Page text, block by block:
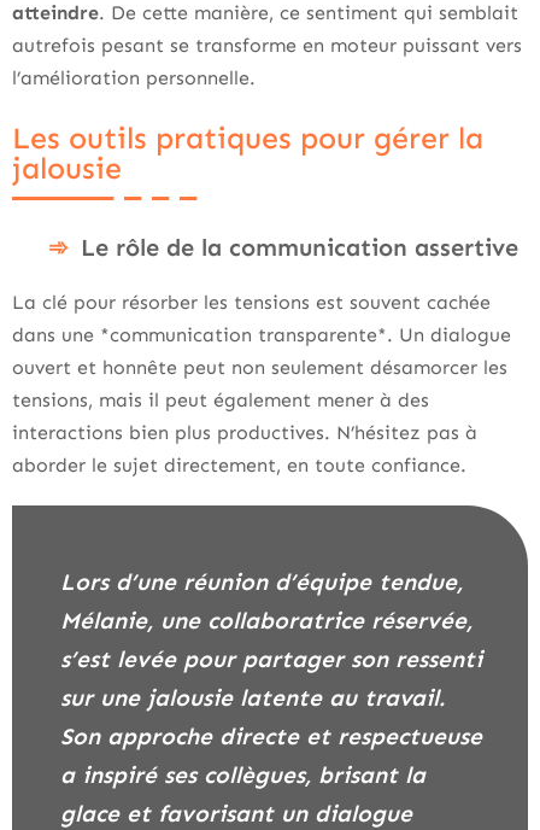
atteindre. De cette manière, ce sentiment qui semblait
autrefois pesant se transforme en moteur puissant vers
l’amélioration personnelle.
Les outils pratiques pour gérer la
jalousie
Le rôle de la communication assertive
La clé pour résorber les tensions est souvent cachée
dans une *communication transparente*. Un dialogue
ouvert et honnête peut non seulement désamorcer les
tensions, mais il peut également mener à des
interactions bien plus productives. N’hésitez pas à
aborder le sujet directement, en toute confiance.
Lors d’une réunion d’équipe tendue,
Mélanie, une collaboratrice réservée,
s’est levée pour partager son ressenti
sur une jalousie latente au travail.
Son approche directe et respectueuse
a inspiré ses collègues, brisant la
glace et favorisant un dialogue